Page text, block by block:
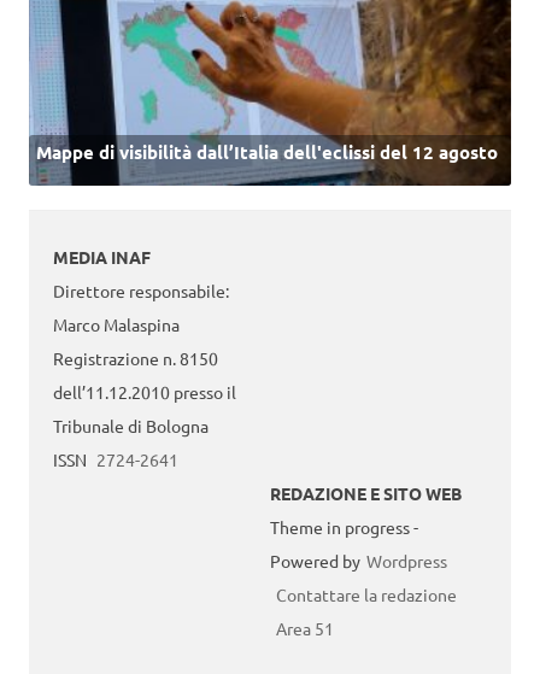
Mappe di visibilità dall’Italia dell'eclissi del 12 agosto
MEDIA INAF
Direttore responsabile:
Marco Malaspina
Registrazione n. 8150
dell’11.12.2010 presso il
Tribunale di Bologna
ISSN 2724-2641
REDAZIONE E SITO WEB
Theme in progress -
Powered by Wordpress
Contattare la redazione
Area 51